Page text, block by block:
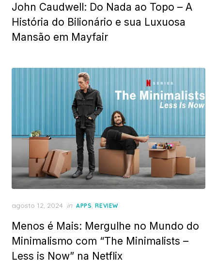
John Caudwell: Do Nada ao Topo – A
História do Bilionário e sua Luxuosa
Mansão em Mayfair
Posted
agosto 12, 2024 in APPS,REVIEW
Menos é Mais: Mergulhe no Mundo do
Minimalismo com “The Minimalists –
Less is Now” na Netflix